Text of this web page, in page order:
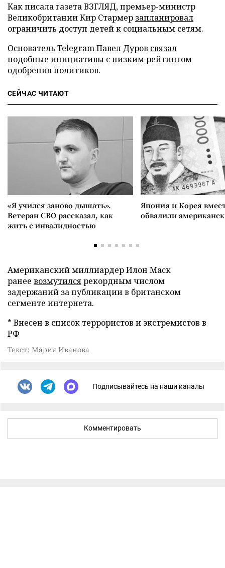
Как писала газета ВЗГЛЯД, премьер-министр
Великобритании Кир Стармер запланировал
ограничить доступ детей к социальным сетям.
Основатель Telegram Павел Дуров связал
подобные инициативы с низким рейтингом
одобрения политиков.
СЕЙЧАС ЧИТАЮТ
«Я учился заново дышать».
Ветеран СВО рассказал, как
жить с инвалидностью
Япония и Корея
обвалили
Американский миллиардер Илон Маск
ранее возмутилсярекордным числом
задержаний за публикации в британском
сегменте интернета.
* Внесен в список террористов и экстремистов в
РФ
Текст: Мария Иванова
Подписывайтесь на наши каналы
Комментировать